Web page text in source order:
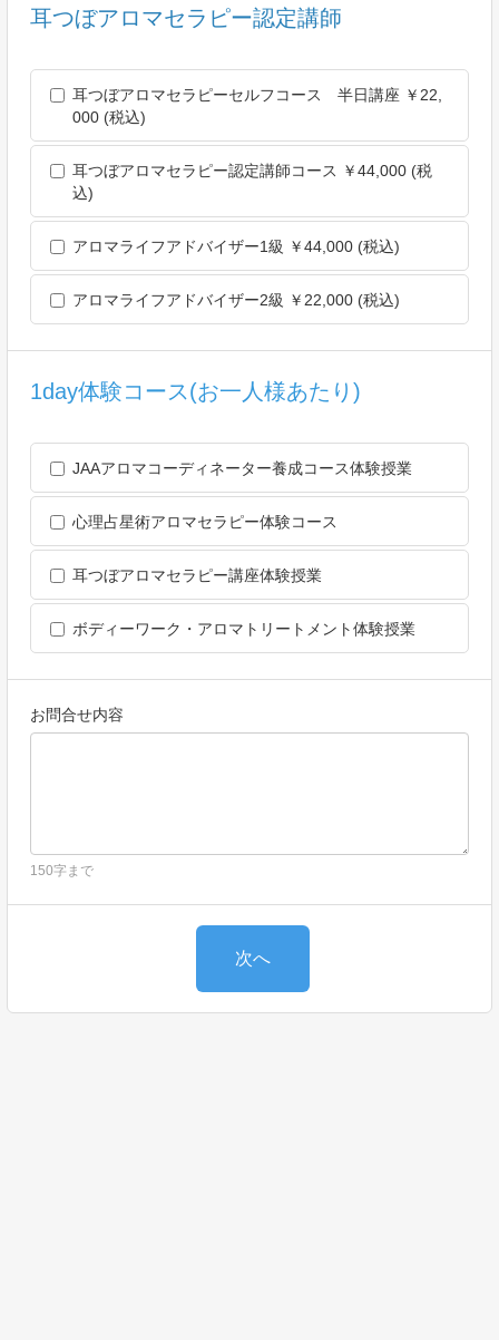
の他利用停止等を行うことが困難な場合であって，ユーザーの
権利利益を保護するために必要なこれに代わるべき措置をとれ
第9条（プライバシーポリシーの変更）
本ポリシーの内容は，法令その他本ポリシーに別段の定めのあ
当社が別途定める場合を除いて，変更後のプライバシーポリシ
ーは，本ウェブサイトに掲載したときから効力を生じるものと
第10条（お問い合わせ窓口）
本ポリシーに関するお問い合わせは，下記の窓口までお願いい
たします。
住所：〒150-0013 東京都 渋谷区 恵比寿2-6-29 2階
店舗名：Aroma Salon Prana （アロマサロンプラーナ）
電話：03-6886-3026
耳つぼアロマセラピー認定講師
耳つぼアロマセラピーセルフコース 半日講座 ￥22,
000 (税込)
耳つぼアロマセラピー認定講師コース ￥44,000 (税
込)
アロマライフアドバイザー1級 ￥44,000 (税込)
アロマライフアドバイザー2級 ￥22,000 (税込)
1day体験コース(お一人様あたり)
JAAアロマコーディネーター養成コース体験授業
心理占星術アロマセラピー体験コース
耳つぼアロマセラピー講座体験授業
ボディーワーク・アロマトリートメント体験授業
お問合せ内容
150字まで